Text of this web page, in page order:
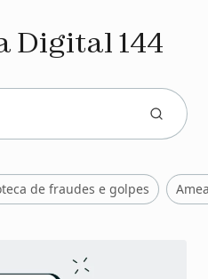
Digital 144
de fraudes e golpes